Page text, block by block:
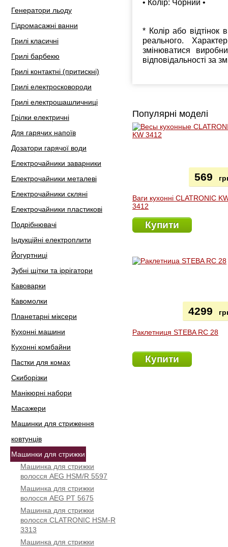
Генератори льоду
Гідромасажні ванни
Грилі класичні
Грилі барбекю
Грилі контактні (притискні)
Грилі електросковороди
Грилі електрошашличниці
Грілки електричні
Для гарячих напоїв
Дозатори гарячої води
Електрочайники заварники
Електрочайники металеві
Електрочайники скляні
Електрочайники пластикові
Подрібнювачі
Індукційні електроплити
Йогуртниці
Зубні щітки та іррігатори
Кавоварки
Кавомолки
Планетарні міксери
Кухонні машини
Кухонні комбайни
Пастки для комах
Скиборізки
Манікюрні набори
Масажери
Машинки для стриження
ковтунців
Машинки для стрижки
Машинка для стрижки
волосся AEG HSM/R 5597
Машинка для стрижки
волосся AEG PT 5675
Машинка для стрижки
волосся CLATRONIC HSM-R
3313
Машинка для стрижки
• Колір: Чорний •
* Колір або відтінок
реального.
змінюватися
відповідальності за
Популярні моделі
Ваги кухонні CLATRONIC
3412
569
Купити
Раклетниця STEBA RC 28
4299
Купити